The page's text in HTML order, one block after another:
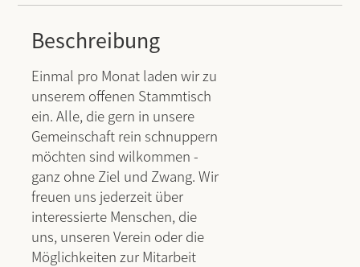
Beschreibung
Einmal pro Monat laden wir zu
unserem offenen Stammtisch
ein. Alle, die gern in unsere
Gemeinschaft rein schnuppern
möchten sind wilkommen -
ganz ohne Ziel und Zwang. Wir
freuen uns jederzeit über
interessierte Menschen, die
uns, unseren Verein oder die
Möglichkeiten zur Mitarbeit